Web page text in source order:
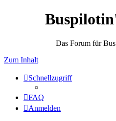
Das Forum für
Zum Inhalt
Schnellzugriff
FAQ
Anmelden